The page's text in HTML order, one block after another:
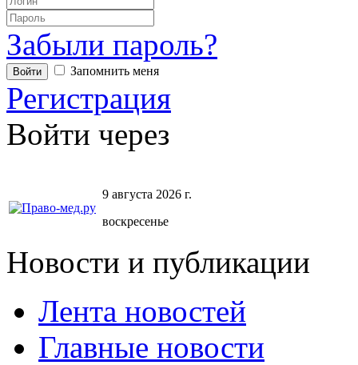
Забыли пароль?
Запомнить меня
Регистрация
Войти через
9 августа 2026 г.
воскресенье
Новости и публикации
Лента новостей
Главные новости